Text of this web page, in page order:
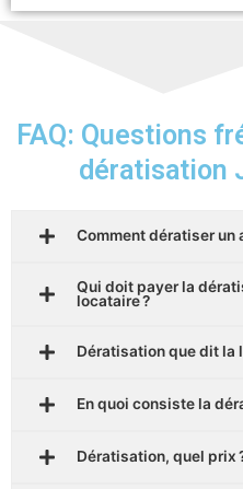
FAQ: Questions
dératisation
Comment dératiser un
Qui doit payer la
locataire ?
Dératisation que dit la
En quoi consiste la
Dératisation, quel prix